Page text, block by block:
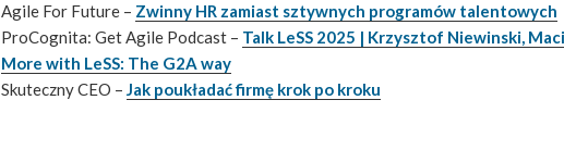
Agile For Future – Zwinny HR zamiast sztywnych programów talentowych
ProCognita: Get Agile Podcast – Talk LeSS 2025 | Krzysztof Niewinski,
More with LeSS: The G2A way
Skuteczny CEO –Jak poukładać firmę krok po kroku